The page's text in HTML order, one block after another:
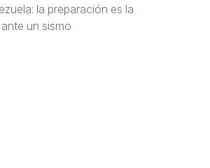
la preparación es la
un sismo